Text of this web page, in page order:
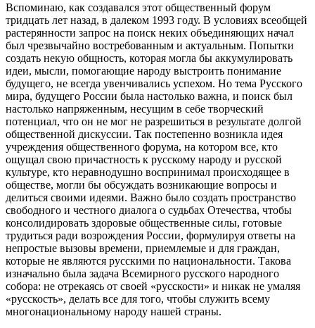
Вспоминаю, как создавался этот общественный форум
тридцать лет назад, в далеком 1993 году. В условиях всеобщей
растерянности запрос на поиск неких объединяющих начал
был чрезвычайно востребованным и актуальным. Попытки
создать некую общность, которая могла бы аккумулировать
идеи, мысли, помогающие народу выстроить понимание
будущего, не всегда увенчивались успехом. Но тема Русского
мира, будущего России была настолько важна, и поиск был
настолько напряженным, несущим в себе творческий
потенциал, что он не мог не разрешиться в результате долгой
общественной дискуссии. Так постепенно возникла идея
учреждения общественного форума, на котором все, кто
ощущал свою причастность к русскому народу и русской
культуре, кто неравнодушно воспринимал происходящее в
обществе, могли бы обсуждать возникающие вопросы и
делиться своими идеями. Важно было создать пространство
свободного и честного диалога о судьбах Отечества, чтобы
консолидировать здоровые общественные силы, готовые
трудиться ради возрождения России, формулируя ответы на
непростые вызовы времени, приемлемые и для граждан,
которые не являются русскими по национальности. Такова
изначально была задача Всемирного русского народного
собора: не отрекаясь от своей «русскости» и никак не умаляя
«русскость», делать все для того, чтобы служить всему
многонациональному народу нашей страны.